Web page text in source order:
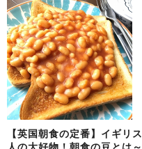
【英国朝食の定番】イギリス
人の大好物！朝食の豆とは～